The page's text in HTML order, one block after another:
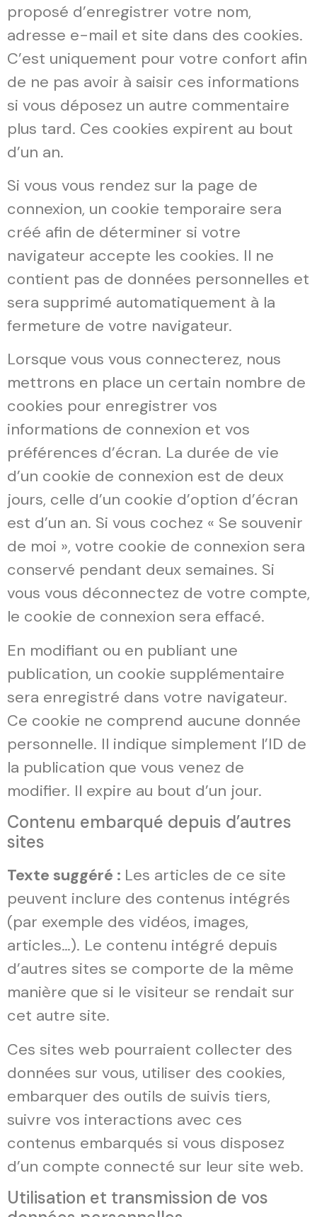
proposé d’enregistrer votre nom,
adresse e-mail et site dans des cookies.
C’est uniquement pour votre confort afin
de ne pas avoir à saisir ces informations
si vous déposez un autre commentaire
plus tard. Ces cookies expirent au bout
d’un an.
Si vous vous rendez sur la page de
connexion, un cookie temporaire sera
créé afin de déterminer si votre
navigateur accepte les cookies. Il ne
contient pas de données personnelles et
sera supprimé automatiquement à la
fermeture de votre navigateur.
Lorsque vous vous connecterez, nous
mettrons en place un certain nombre de
cookies pour enregistrer vos
informations de connexion et vos
préférences d’écran. La durée de vie
d’un cookie de connexion est de deux
jours, celle d’un cookie d’option d’écran
est d’un an. Si vous cochez « Se souvenir
de moi », votre cookie de connexion sera
conservé pendant deux semaines. Si
vous vous déconnectez de votre compte,
le cookie de connexion sera effacé.
En modifiant ou en publiant une
publication, un cookie supplémentaire
sera enregistré dans votre navigateur.
Ce cookie ne comprend aucune donnée
personnelle. Il indique simplement l’ID de
la publication que vous venez de
modifier. Il expire au bout d’un jour.
Contenu embarqué depuis d’autres
sites
Texte suggéré : Les articles de ce site
peuvent inclure des contenus intégrés
(par exemple des vidéos, images,
articles…). Le contenu intégré depuis
d’autres sites se comporte de la même
manière que si le visiteur se rendait sur
cet autre site.
Ces sites web pourraient collecter des
données sur vous, utiliser des cookies,
embarquer des outils de suivis tiers,
suivre vos interactions avec ces
contenus embarqués si vous disposez
d’un compte connecté sur leur site web.
Utilisation et transmission de vos